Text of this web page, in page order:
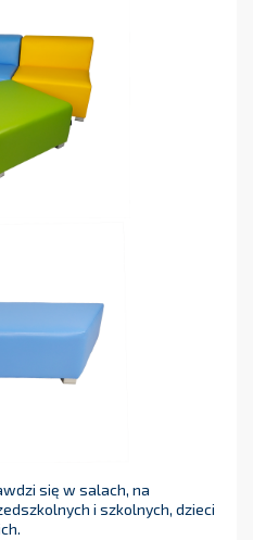
się w salach, na
i szkolnych, dzieci